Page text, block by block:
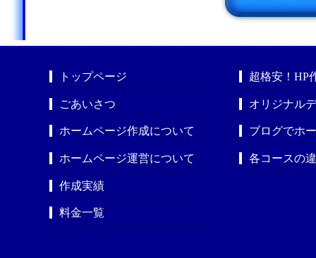
トップページ
ごあいさつ
ホームページ作成について
ホームページ運営について
作成実績
料金一覧
超格安！HP
オリジナル
ブログでホ
各コースの